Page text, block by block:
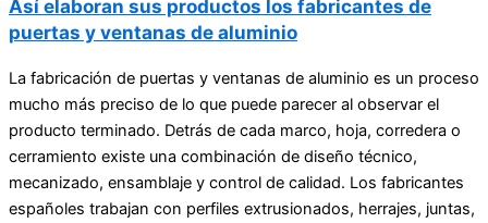
Así elaboran sus productos los fabricantes de
puertas y ventanas de aluminio
La fabricación de puertas y ventanas de aluminio es un proceso
mucho más preciso de lo que puede parecer al observar el
producto terminado. Detrás de cada marco, hoja, corredera o
cerramiento existe una combinación de diseño técnico,
mecanizado, ensamblaje y control de calidad. Los fabricantes
españoles trabajan con perfiles extrusionados, herrajes, juntas,